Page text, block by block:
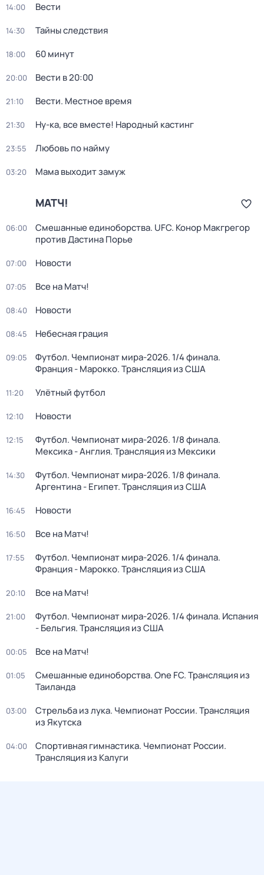
14:00 Вести
14:30 Тайны следствия
18:00 60 минут
20:00 Вести в 20:00
21:10 Вести. Местное время
21:30 Ну-ка, все вместе! Народный кастинг
23:55 Любовь по найму
03:20 Мама выходит замуж
МАТЧ!
06:00
Смешанные единоборства. UFC. Конор Макгрегор
против Дастина Порье
07:00 Новости
07:05 Все на Матч!
08:40 Новости
08:45 Небесная грация
09:05
Футбол. Чемпионат мира-2026. 1/4 финала.
Франция - Марокко. Трансляция из США
11:20 Улётный футбол
12:10 Новости
12:15
Футбол. Чемпионат мира-2026. 1/8 финала.
Мексика - Англия. Трансляция из Мексики
14:30
Футбол. Чемпионат мира-2026. 1/8 финала.
Аргентина - Египет. Трансляция из США
16:45 Новости
16:50 Все на Матч!
17:55
Футбол. Чемпионат мира-2026. 1/4 финала.
Франция - Марокко. Трансляция из США
20:10 Все на Матч!
21:00
Футбол. Чемпионат мира-2026. 1/4 финала. Испания
- Бельгия. Трансляция из США
00:05 Все на Матч!
01:05
Смешанные единоборства. One FC. Трансляция из
Таиланда
03:00
Стрельба из лука. Чемпионат России. Трансляция
из Якутска
04:00
Спортивная гимнастика. Чемпионат России.
Трансляция из Калуги